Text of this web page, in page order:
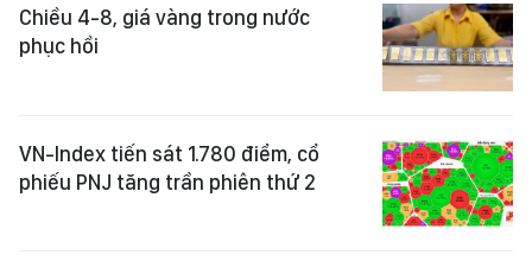
Chiều 4-8, giá vàng trong nước
phục hồi
VN-Index tiến sát 1.780 điểm, cổ
phiếu PNJ tăng trần phiên thứ 2